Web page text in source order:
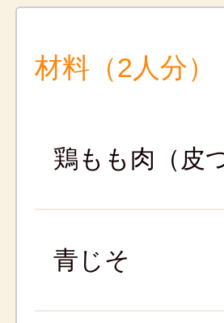
材料（2人分）
鶏もも肉（皮
青じそ